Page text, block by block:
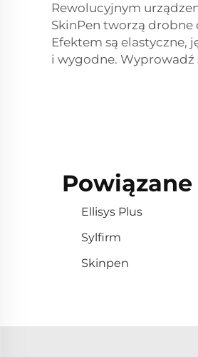
Rewolucyjnym
SkinPen tworzą
Efektem są elastyczne,
i wygodne. Wyprowadź
Ellisys Plus
Sylfirm
Skinpen